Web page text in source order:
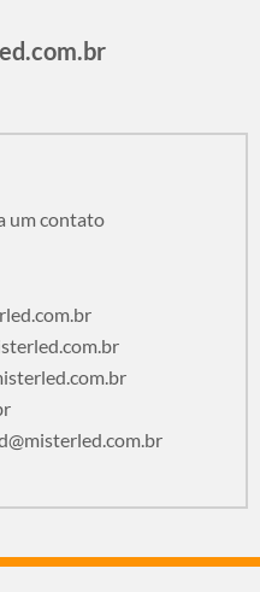
um contato